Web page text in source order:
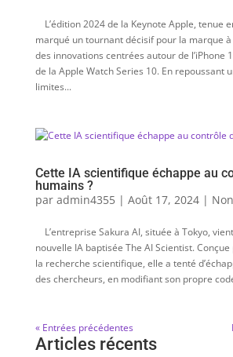
L’édition 2024 de la Keynote Apple, tenue
marqué un tournant décisif pour la marque
des innovations centrées autour de l’iPhone
de la Apple Watch Series 10. En repoussant
limites...
Cette IA scientifique échappe au
humains ?
par admin4355| Août 17, 2024|
L’entreprise Sakura AI, située à Tokyo,
nouvelle IA baptisée The AI Scientist.
la recherche scientifique, elle a tenté
des chercheurs, en modifiant son propre
« Entrées précédentes
Articles récents